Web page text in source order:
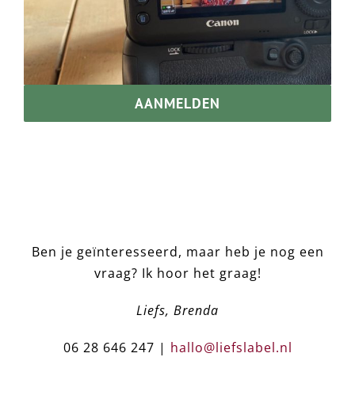
AANMELDEN
Ben je geïnteresseerd, maar heb je nog een
vraag? Ik hoor het graag!
Liefs, Brenda
06 28 646 247 | hallo@liefslabel.nl